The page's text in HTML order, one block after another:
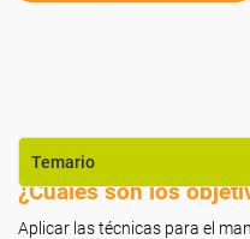
Temario
¿Cuáles son los
Aplicar las técnicas para el